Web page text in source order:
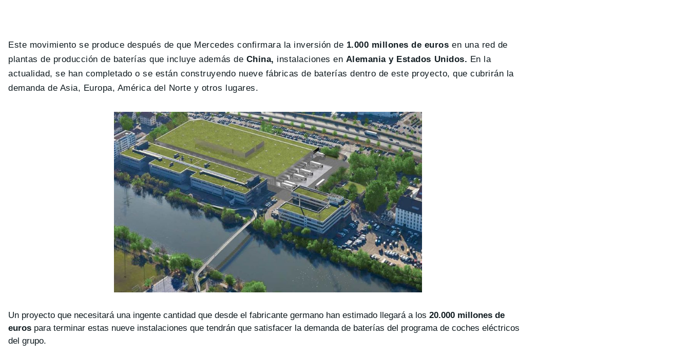
Este movimiento se produce después de que Mercedes confirmara la inversión de 1.000 millones de euros en una red de
plantas de producción de baterías que incluye además de China, instalaciones en Alemania y Estados Unidos. En la
actualidad, se han completado o se están construyendo nueve fábricas de baterías dentro de este proyecto, que cubrirán la
demanda de Asia, Europa, América del Norte y otros lugares.
Un proyecto que necesitará una ingente cantidad que desde el fabricante germano han estimado llegará a los 20.000 millones de
euros para terminar estas nueve instalaciones que tendrán que satisfacer la demanda de baterías del programa de coches eléctricos
del grupo.